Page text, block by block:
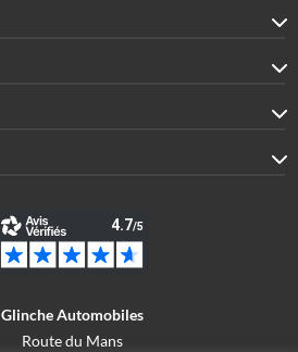
Glinche Automobiles
Route du Mans